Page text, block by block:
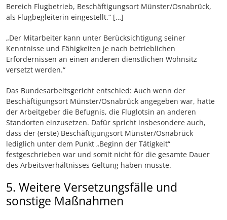
Bereich Flugbetrieb, Beschäftigungsort Münster/Osnabrück,
als Flugbegleiterin eingestellt.“ […]
„Der Mitarbeiter kann unter Berücksichtigung seiner
Kenntnisse und Fähigkeiten je nach betrieblichen
Erfordernissen an einen anderen dienstlichen Wohnsitz
versetzt werden.“
Das Bundesarbeitsgericht entschied: Auch wenn der
Beschäftigungsort Münster/Osnabrück angegeben war, hatte
der Arbeitgeber die Befugnis, die Fluglotsin an anderen
Standorten einzusetzen. Dafür spricht insbesondere auch,
dass der (erste) Beschäftigungsort Münster/Osnabrück
lediglich unter dem Punkt „Beginn der Tätigkeit“
festgeschrieben war und somit nicht für die gesamte Dauer
des Arbeitsverhältnisses Geltung haben musste.
5. Weitere Versetzungsfälle und
sonstige Maßnahmen